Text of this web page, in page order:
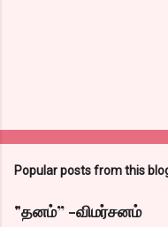
Popular posts from this
"தனம்” -விமர்சனம்